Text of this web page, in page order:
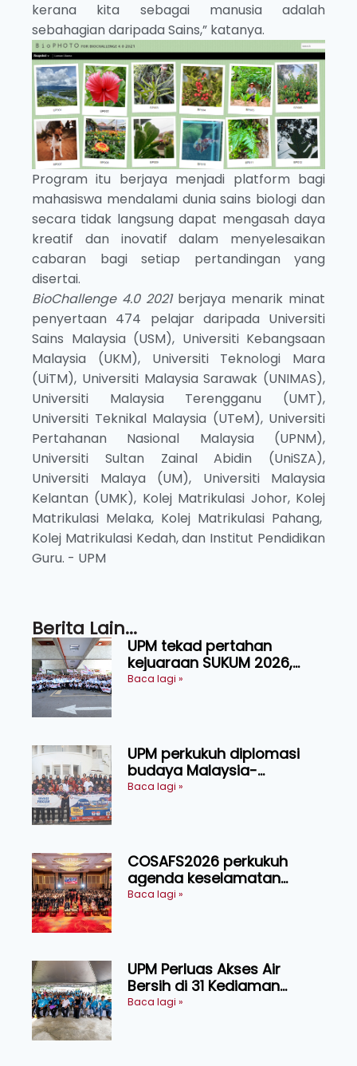
kerana kita sebagai manusia adalah
sebahagian daripada Sains,” katanya.
Program itu berjaya menjadi platform bagi
mahasiswa mendalami dunia sains biologi dan
secara tidak langsung dapat mengasah daya
kreatif dan inovatif dalam menyelesaikan
cabaran bagi setiap pertandingan yang
disertai.
BioChallenge 4.0 2021berjaya menarik minat
penyertaan 474 pelajar daripada Universiti
Sains Malaysia (USM), Universiti Kebangsaan
Malaysia (UKM), Universiti Teknologi Mara
(UiTM), Universiti Malaysia Sarawak (UNIMAS),
Universiti Malaysia Terengganu (UMT),
Universiti Teknikal Malaysia (UTeM), Universiti
Pertahanan Nasional Malaysia (UPNM),
Universiti Sultan Zainal Abidin (UniSZA),
Universiti Malaya (UM), Universiti Malaysia
Kelantan (UMK), Kolej Matrikulasi Johor, Kolej
Matrikulasi Melaka, Kolej Matrikulasi Pahang,
Kolej Matrikulasi Kedah, dan Institut Pendidikan
Guru. - UPM
Berita Lain...
UPM tekad pertahan
kejuaraan SUKUM 2026,
sasar 16 pingat emas
Baca lagi »
UPM perkukuh diplomasi
budaya Malaysia-
Indonesia melalui Narasi
Baca lagi »
COSAFS2026 perkukuh
agenda keselamatan
makanan, AgriHub pacu
Baca lagi »
UPM Perluas Akses Air
Bersih di 31 Kediaman
Orang Asli Tasik Chini
Baca lagi »